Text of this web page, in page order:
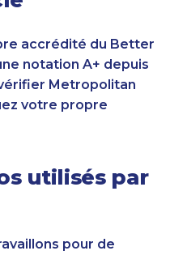
accrédité du Better
notation A+ depuis
Metropolitan
votre propre
utilisés par
pour de